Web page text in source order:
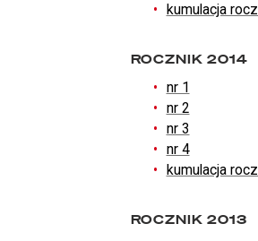
kumulacja
ROCZNIK 2014
nr 1
nr 2
nr 3
nr 4
kumulacja
ROCZNIK 2013